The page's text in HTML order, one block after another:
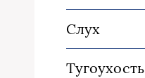
Слух
Тугоухость